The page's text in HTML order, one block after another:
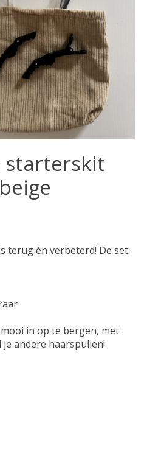
starterskit
terug én verbeterd! De set
in op te bergen, met
andere haarspullen!
is